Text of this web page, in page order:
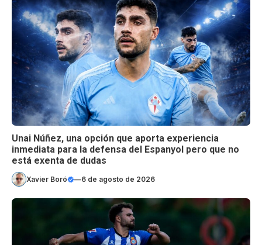
Unai Núñez, una opción que aporta experiencia
inmediata para la defensa del Espanyol pero que no
está exenta de dudas
Xavier Boró —6 de agosto de 2026